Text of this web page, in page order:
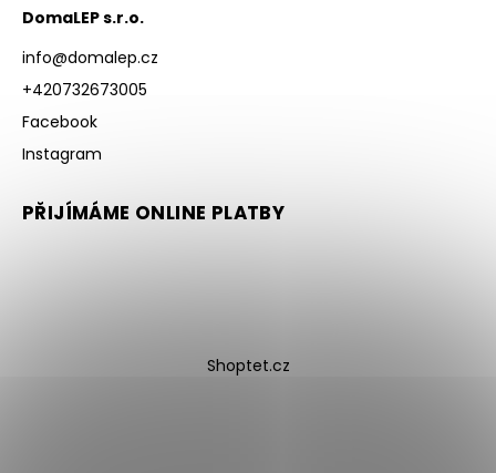
DomaLEP s.r.o.
info@domalep.cz
+420732673005
Facebook
Instagram
PŘIJÍMÁME ONLINE PLATBY
Shoptet.cz